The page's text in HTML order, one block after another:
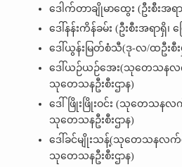
ဒေါက်တာချိုမာထွေး (ဦးစီးအရာ
ဒေါ်နန်းကိန်ခမ်း (ဦးစီးအရာရှိ၊
ဒေါ်ယွန်းမြတ်စံသီ(ဒု-လ/ထဦးစီးမှူ
ဒေါ်ယဉ်ယဉ်အေး(သုတေသနလ
သုတေသနဦးစီးဌာန)
ဒေါ်ဖြိုးဖြိုးဝင်း (သုတေသနလ
သုတေသနဦးစီးဌာန)
ဒေါ်ခင်မျိုးသန့်(သုတေသနလက်
သုတေသနဦးစီးဌာန)